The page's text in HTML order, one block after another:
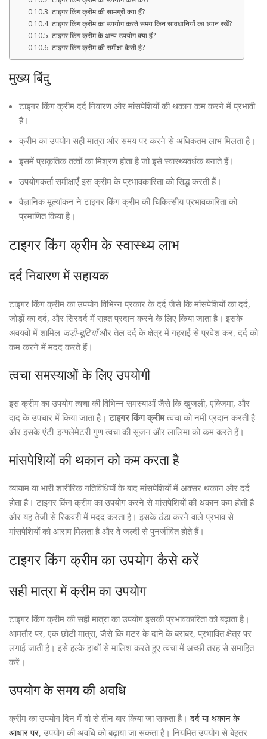
टाइगर किंग क्रीम की सामग्री क्या हैं?
टाइगर किंग क्रीम का उपयोग करते समय किन सावधानियों का ध्यान रखें?
टाइगर किंग क्रीम के अन्य उपयोग क्या हैं?
टाइगर किंग क्रीम की समीक्षा कैसी है?
मुख्य बिंदु
टाइगर किंग क्रीम दर्द निवारण और मांसपेशियों की थकान कम करने में प्रभावी
है।
क्रीम का उपयोग सही मात्रा और समय पर करने से अधिकतम लाभ मिलता है।
इसमें प्राकृतिक तत्वों का मिश्रण होता है जो इसे स्वास्थ्यवर्धक बनाते हैं।
उपयोगकर्ता समीक्षाएँ इस क्रीम के प्रभावकारिता को सिद्ध करती हैं।
वैज्ञानिक मूल्यांकन ने टाइगर किंग क्रीम की चिकित्सीय प्रभावकारिता को
प्रमाणित किया है।
टाइगर किंग क्रीम के स्वास्थ्य लाभ
दर्द निवारण में सहायक
टाइगर किंग क्रीम का उपयोग विभिन्न प्रकार के दर्द जैसे कि मांसपेशियों का दर्द,
जोड़ों का दर्द, और सिरदर्द में राहत प्रदान करने के लिए किया जाता है। इसके
अवयवों में शामिल जड़ी-बूटियाँऔर तेल दर्द के क्षेत्र में गहराई से प्रवेश कर, दर्द को
कम करने में मदद करते हैं।
त्वचा समस्याओं के लिए उपयोगी
इस क्रीम का उपयोग त्वचा की विभिन्न समस्याओं जैसे कि खुजली, एक्जिमा, और
दाद के उपचार में किया जाता है। टाइगर किंग क्रीमत्वचा को नमी प्रदान करती है
और इसके एंटी-इन्फ्लेमेटरी गुण त्वचा की सूजन और लालिमा को कम करते हैं।
मांसपेशियों की थकान को कम करता है
व्यायाम या भारी शारीरिक गतिविधियों के बाद मांसपेशियों में अक्सर थकान और दर्द
होता है। टाइगर किंग क्रीम का उपयोग करने से मांसपेशियों की थकान कम होती है
और यह तेजी से रिकवरी में मदद करता है। इसके ठंडा करने वाले प्रभाव से
मांसपेशियों को आराम मिलता है और वे जल्दी से पुनर्जीवित होते हैं।
टाइगर किंग क्रीम का उपयोग कैसे करें
सही मात्रा में क्रीम का उपयोग
टाइगर किंग क्रीम की सही मात्रा का उपयोग इसकी प्रभावकारिता को बढ़ाता है।
आमतौर पर, एक छोटी मात्रा, जैसे कि मटर के दाने के बराबर, प्रभावित क्षेत्र पर
लगाई जाती है। इसे हल्के हाथों से मालिश करते हुए त्वचा में अच्छी तरह से समाहित
करें।
उपयोग के समय की अवधि
क्रीम का उपयोग दिन में दो से तीन बार किया जा सकता है।दर्द या थकान के
आधार पर, उपयोग की अवधि को बढ़ाया जा सकता है। नियमित उपयोग से बेहतर